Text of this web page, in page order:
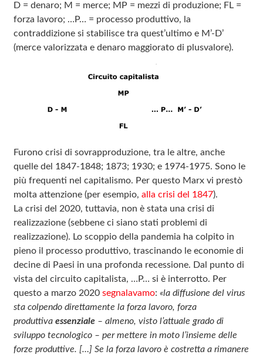
D = denaro; M = merce; MP = mezzi di produzione; FL =
forza lavoro; …P… = processo produttivo, la
contraddizione si stabilisce tra quest’ultimo e M’-D’
(merce valorizzata e denaro maggiorato di plusvalore).
Furono crisi di sovrapproduzione, tra le altre, anche
quelle del 1847‑1848; 1873; 1930; e 1974‑1975. Sono le
più frequenti nel capitalismo. Per questo Marx vi prestò
molta attenzione (per esempio, alla crisi del 1847).
La crisi del 2020, tuttavia, non è stata una crisi di
realizzazione (sebbene ci siano stati problemi di
realizzazione). Lo scoppio della pandemia ha colpito in
pieno il processo produttivo, trascinando le economie di
decine di Paesi in una profonda recessione. Dal punto di
vista del circuito capitalista, …P… si è interrotto. Per
questo a marzo 2020 segnalavamo: «la diffusione del virus
sta colpendo direttamente la forza lavoro, forza
produttiva essenziale– almeno, visto l’attuale grado di
sviluppo tecnologico – per mettere in moto l’insieme delle
forze produttive. […] Se la forza lavoro è costretta a rimanere